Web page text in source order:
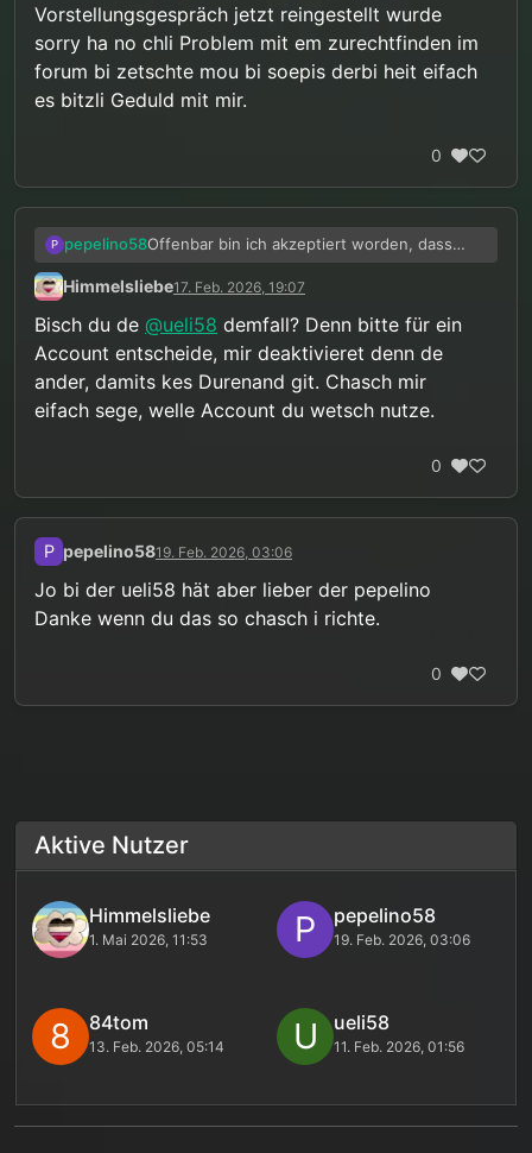
Vorstellungsgespräch jetzt reingestellt wurde
sorry ha no chli Problem mit em zurechtfinden im
forum bi zetschte mou bi soepis derbi heit eifach
es bitzli Geduld mit mir.
0
P pepelino58Offenbar bin ich akzeptiert worden, dass
mein Vorstellungsgespräch jetzt reingestellt
wurde sorry ha no chli Problem mit em
soepis derbi heit eifach es bitzli Geduld mit
mir.
Himmelsliebe17. Feb. 2026, 19:07
Bisch du de @ueli58 demfall? Denn bitte für ein
Account entscheide, mir deaktivieret denn de
ander, damits kes Durenand git. Chasch mir
eifach sege, welle Account du wetsch nutze.
0
P pepelino5819. Feb. 2026, 03:06
Jo bi der ueli58 hät aber lieber der pepelino
Danke wenn du das so chasch i richte.
0
Aktive Nutzer
Himmelsliebe
1. Mai 2026, 11:53 P pepelino58
19. Feb. 2026, 03:06
8 84tom
13. Feb. 2026, 05:14 U ueli58
11. Feb. 2026, 01:56